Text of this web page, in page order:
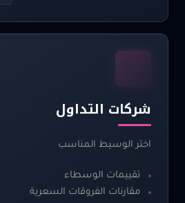
شركات التداول
اختر الوسيط المناسب
تقييمات الوسطاء
مقارنات الفروقات السعرية